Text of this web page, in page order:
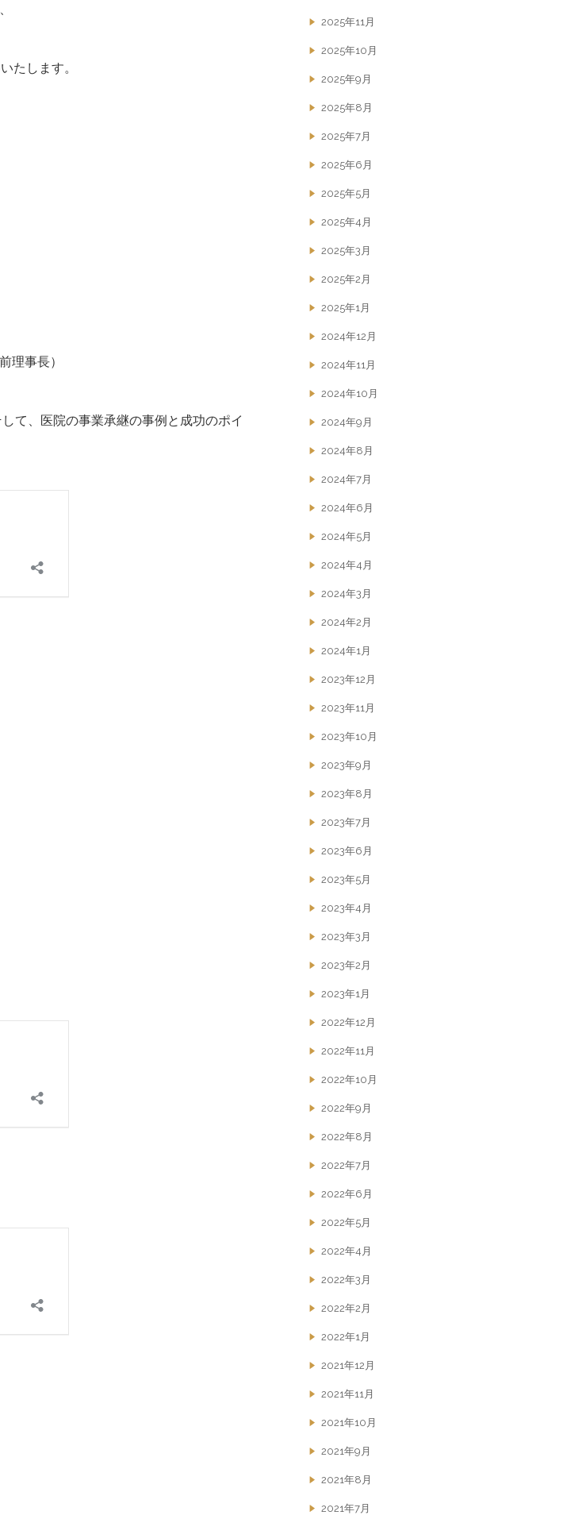
たします。
理事長）
て、医院の事業承継の事例と成功のポイ
2025年11月
2025年10月
2025年9月
2025年8月
2025年7月
2025年6月
2025年5月
2025年4月
2025年3月
2025年2月
2025年1月
2024年12月
2024年11月
2024年10月
2024年9月
2024年8月
2024年7月
2024年6月
2024年5月
2024年4月
2024年3月
2024年2月
2024年1月
2023年12月
2023年11月
2023年10月
2023年9月
2023年8月
2023年7月
2023年6月
2023年5月
2023年4月
2023年3月
2023年2月
2023年1月
2022年12月
2022年11月
2022年10月
2022年9月
2022年8月
2022年7月
2022年6月
2022年5月
2022年4月
2022年3月
2022年2月
2022年1月
2021年12月
2021年11月
2021年10月
2021年9月
2021年8月
2021年7月